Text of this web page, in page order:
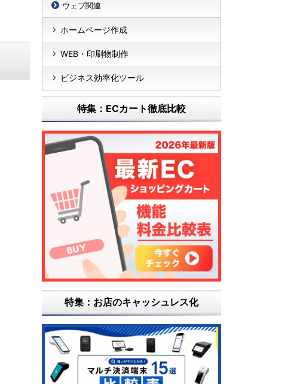
ウェブ関連
ホームページ作成
WEB・印刷物制作
ビジネス効率化ツール
特集：ECカート徹底比較
特集：お店のキャッシュレス化